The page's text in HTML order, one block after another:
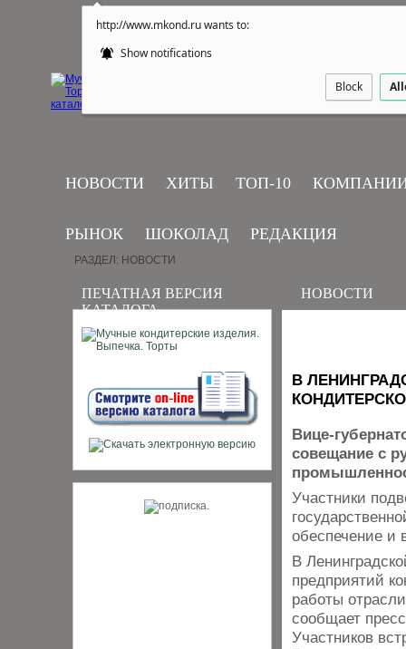
http://www.mkond.ru wants to:
Show notifications
Block
НОВОСТИ ХИТЫ ТОП-10
РЫНОК ШОКОЛАД РЕДАКЦИЯ
ПЕЧАТНАЯ ВЕРСИЯ
КАТАЛОГА
РАЗДЕЛ: НОВОСТИ
НОВОСТИ
В
Вице-
совещание с
Участники
обеспечение и
В
предприятий
работы
сообщает
Участников